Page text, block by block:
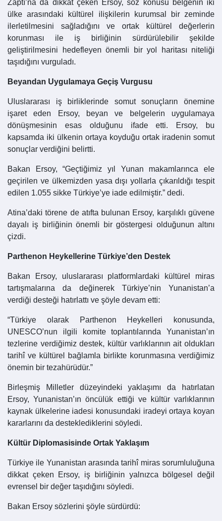
Zaptı’na da dikkat çeken Ersoy, söz konusu belgenin iki
ülke arasındaki kültürel ilişkilerin kurumsal bir zeminde
ilerletilmesini sağladığını ve ortak kültürel değerlerin
korunması ile iş birliğinin sürdürülebilir şekilde
geliştirilmesini hedefleyen önemli bir yol haritası niteliği
taşıdığını vurguladı.
Beyandan Uygulamaya Geçiş Vurgusu
Uluslararası iş birliklerinde somut sonuçların önemine
işaret eden Ersoy, beyan ve belgelerin uygulamaya
dönüşmesinin esas olduğunu ifade etti. Ersoy, bu
kapsamda iki ülkenin ortaya koyduğu ortak iradenin somut
sonuçlar verdiğini belirtti.
Bakan Ersoy, “Geçtiğimiz yıl Yunan makamlarınca ele
geçirilen ve ülkemizden yasa dışı yollarla çıkarıldığı tespit
edilen 1.055 sikke Türkiye’ye iade edilmiştir.” dedi.
Atina’daki törene de atıfta bulunan Ersoy, karşılıklı güvene
dayalı iş birliğinin önemli bir göstergesi olduğunun altını
çizdi.
Parthenon Heykellerine Türkiye’den Destek
Bakan Ersoy, uluslararası platformlardaki kültürel miras
tartışmalarına da değinerek Türkiye’nin Yunanistan’a
verdiği desteği hatırlattı ve şöyle devam etti:
“Türkiye olarak Parthenon Heykelleri konusunda,
UNESCO’nun ilgili komite toplantılarında Yunanistan’ın
tezlerine verdiğimiz destek, kültür varlıklarının ait oldukları
tarihî ve kültürel bağlamla birlikte korunmasına verdiğimiz
önemin bir tezahürüdür.”
Birleşmiş Milletler düzeyindeki yaklaşımı da hatırlatan
Ersoy, Yunanistan’ın öncülük ettiği ve kültür varlıklarının
kaynak ülkelerine iadesi konusundaki iradeyi ortaya koyan
kararlarını da desteklediklerini söyledi.
Kültür Diplomasisinde Ortak Yaklaşım
Türkiye ile Yunanistan arasında tarihî miras sorumluluğuna
dikkat çeken Ersoy, iş birliğinin yalnızca bölgesel değil
evrensel bir değer taşıdığını söyledi.
Bakan Ersoy sözlerini şöyle sürdürdü: